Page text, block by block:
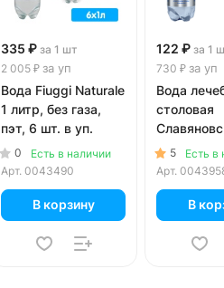
335 ₽ за 1 шт
2 005 ₽ за уп
Вода Fiuggi Naturale
1 литр, без газа,
пэт, 6 шт. в уп.
0
Есть в наличии
Арт. 0043490
В корзину
122 ₽ за 1
730 ₽ за уп
Вода
столовая
литра,
шт. в уп.
5
Есть в
Арт.
В